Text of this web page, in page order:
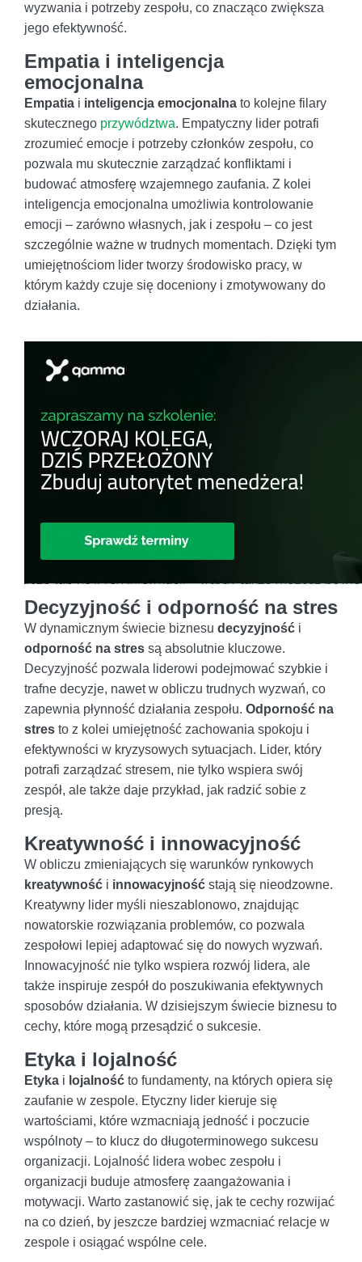
wyzwania i potrzeby zespołu, co znacząco zwiększa
jego efektywność.
Empatia i inteligencja
emocjonalna
Empatia i inteligencja emocjonalna to kolejne filary
skutecznego przywództwa. Empatyczny lider potrafi
zrozumieć emocje i potrzeby członków zespołu, co
pozwala mu skutecznie zarządzać konfliktami i
budować atmosferę wzajemnego zaufania. Z kolei
inteligencja emocjonalna umożliwia kontrolowanie
emocji – zarówno własnych, jak i zespołu – co jest
szczególnie ważne w trudnych momentach. Dzięki tym
umiejętnościom lider tworzy środowisko pracy, w
którym każdy czuje się doceniony i zmotywowany do
działania.
Decyzyjność i odporność na stres
W dynamicznym świecie biznesu decyzyjność i
odporność na stres są absolutnie kluczowe.
Decyzyjność pozwala liderowi podejmować szybkie i
trafne decyzje, nawet w obliczu trudnych wyzwań, co
zapewnia płynność działania zespołu. Odporność na
stres to z kolei umiejętność zachowania spokoju i
efektywności w kryzysowych sytuacjach. Lider, który
potrafi zarządzać stresem, nie tylko wspiera swój
zespół, ale także daje przykład, jak radzić sobie z
presją.
Kreatywność i innowacyjność
W obliczu zmieniających się warunków rynkowych
kreatywność i innowacyjność stają się nieodzowne.
Kreatywny lider myśli nieszablonowo, znajdując
nowatorskie rozwiązania problemów, co pozwala
zespołowi lepiej adaptować się do nowych wyzwań.
Innowacyjność nie tylko wspiera rozwój lidera, ale
także inspiruje zespół do poszukiwania efektywnych
sposobów działania. W dzisiejszym świecie biznesu to
cechy, które mogą przesądzić o sukcesie.
Etyka i lojalność
Etyka i lojalność to fundamenty, na których opiera się
zaufanie w zespole. Etyczny lider kieruje się
wartościami, które wzmacniają jedność i poczucie
wspólnoty – to klucz do długoterminowego sukcesu
organizacji. Lojalność lidera wobec zespołu i
organizacji buduje atmosferę zaangażowania i
motywacji. Warto zastanowić się, jak te cechy rozwijać
na co dzień, by jeszcze bardziej wzmacniać relacje w
zespole i osiągać wspólne cele.